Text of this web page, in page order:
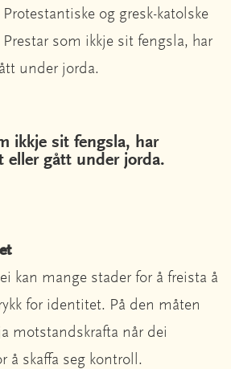
og gresk-katolske
Prestar som ikkje sit fengsla, har
under jorda.
ikkje sit fengsla, har
eller gått under jorda.
kan mange stader for å freista å
for identitet. På den måten
motstandskrafta når dei
å skaffa seg kontroll.